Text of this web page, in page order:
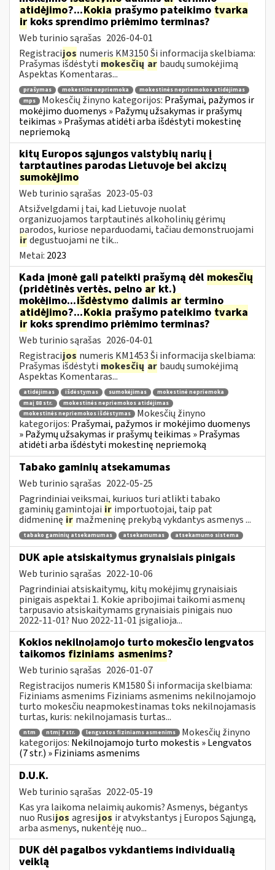
atidėjimo?...Kokiaprašymo pateikimo tvarka
irkoks sprendimo priėmimo terminas?
Web turinio sąrašas 2026-04-01
Registracijos numeris KM3150 Ši informacija skelbiama:
Prašymas išdėstyti mokesčių ar baudų sumokėjimą
Aspektas Komentaras...
prašymas mokestinė nepriemoka
mokestinės nepriemokos atidėjimas
mps
Mokesčių žinyno kategorijos: Prašymai, pažymos ir
mokėjimo duomenys » Pažymų užsakymas ir prašymų
teikimas » Prašymas atidėti arba išdėstyti mokestinę
nepriemoką
kitų Europos sąjungos valstybių narių į
tarptautines parodas Lietuvoje bei akcizų
sumokėjimo
Web turinio sąrašas 2023-05-03
Atsižvelgdami į tai, kad Lietuvoje nuolat
organizuojamos tarptautinės alkoholinių gėrimų
parodos, kuriose neparduodami, tačiau demonstruojami
irdegustuojami ne tik...
Metai: 2023
Kada įmonė gali pateikti prašymą dėl mokesčių
(pridėtinės vertės, pelno ar kt.)
mokėjimo...išdėstymo dalimis ar termino
atidėjimo?...Kokiaprašymo pateikimo tvarka
irkoks sprendimo priėmimo terminas?
Web turinio sąrašas 2026-04-01
Registracijos numeris KM1453 Ši informacija skelbiama:
Prašymas išdėstyti mokesčių ar baudų sumokėjimą
Aspektas Komentaras...
atidėjimas išdėstymas sumokėjimas
mokestinė nepriemoka
maį 88 str.
mokestinės nepriemokos atidėjimas
mokestinės nepriemokos išdėstymas
Mokesčių žinyno
kategorijos: Prašymai, pažymos ir mokėjimo duomenys
» Pažymų užsakymas ir prašymų teikimas » Prašymas
atidėti arba išdėstyti mokestinę nepriemoką
Tabako gaminių atsekamumas
Web turinio sąrašas 2022-05-25
Pagrindiniai veiksmai, kuriuos turi atlikti tabako
gaminių gamintojai ir importuotojai, taip pat
didmeninę ir mažmeninę prekybą vykdantys asmenys ...
tabako gaminių atsekamumas atsekamumas atsekamumo sistema
DUK apie atsiskaitymus grynaisiais pinigais
Web turinio sąrašas 2022-10-06
Pagrindiniai atsiskaitymų, kitų mokėjimų grynaisiais
pinigais aspektai 1. Kokie apribojimai taikomi asmenų
tarpusavio atsiskaitymams grynaisiais pinigais nuo
2022-11-01? Nuo 2022-11-01 įsigalioja...
Kokios nekilnojamojo turto mokesčio lengvatos
taikomos fiziniams asmenims?
Web turinio sąrašas 2026-01-07
Registracijos numeris KM1580 Ši informacija skelbiama:
Fiziniams asmenims Fiziniams asmenims nekilnojamojo
turto mokesčiu neapmokestinamas toks nekilnojamasis
turtas, kuris: nekilnojamasis turtas...
ntm ntmį 7 str. lengvatos fiziniams asmenims
Mokesčių žinyno
kategorijos: Nekilnojamojo turto mokestis » Lengvatos
(7 str.) » Fiziniams asmenims
D.U.K.
Web turinio sąrašas 2022-05-19
Kas yra laikoma nelaimių aukomis? Asmenys, bėgantys
nuo Rusijos agresijos ir atvykstantys į Europos Sąjungą,
arba asmenys, nukentėję nuo...
DUK dėl pagalbos vykdantiems individualią
veiklą